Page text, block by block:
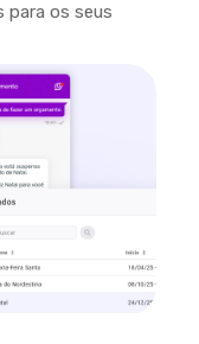
para os seus